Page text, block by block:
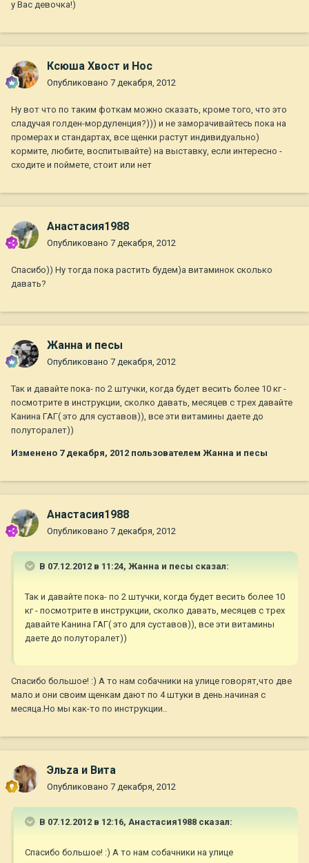
у Вас девочка!)
Ксюша Хвост и Нос
Опубликовано 7 декабря, 2012
Ну вот что по таким фоткам можно сказать, кроме того, что это
сладучая голден-мордуленция?))) и не заморачивайтесь пока на
промерах и стандартах, все щенки растут индивидуально)
кормите, любите, воспитывайте) на выставку, если интересно -
сходите и поймете, стоит или нет
Анастасия1988
Опубликовано 7 декабря, 2012
Спасибо)) Ну тогда пока растить будем)а витаминок сколько
давать?
Жанна и песы
Опубликовано 7 декабря, 2012
Так и давайте пока- по 2 штучки, когда будет весить более 10 кг -
посмотрите в инструкции, сколко давать, месяцев с трех давайте
Канина ГАГ( это для суставов)), все эти витамины даете до
полуторалет))
Изменено 7 декабря, 2012 пользователем Жанна и песы
Анастасия1988
Опубликовано 7 декабря, 2012
В 07.12.2012 в 11:24, Жанна и песы сказал:
Так и давайте пока- по 2 штучки, когда будет весить более 10
кг - посмотрите в инструкции, сколко давать, месяцев с трех
давайте Канина ГАГ( это для суставов)), все эти витамины
даете до полуторалет))
Спасибо большое! :) А то нам собачники на улице говорят,что две
мало.и они своим щенкам дают по 4 штуки в день.начиная с
месяца.Но мы как-то по инструкции..
Эльza и Вита
Опубликовано 7 декабря, 2012
В 07.12.2012 в 12:16, Анастасия1988 сказал:
Спасибо большое! :) А то нам собачники на улице